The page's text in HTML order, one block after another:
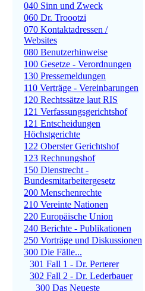
040 Sinn und Zweck
060 Dr. Troootzi
070 Kontaktadressen /
Websites
080 Benutzerhinweise
100 Gesetze - Verordnungen
130 Pressemeldungen
110 Verträge - Vereinbarungen
120 Rechtssätze laut RIS
121 Verfassungsgerichtshof
121 Entscheidungen
Höchstgerichte
122 Oberster Gerichtshof
123 Rechnungshof
150 Dienstrecht -
Bundesmitarbeitergesetz
200 Menschenrechte
210 Vereinte Nationen
220 Europäische Union
240 Berichte - Publikationen
250 Vorträge und Diskussionen
300 Die Fälle...
301 Fall 1 - Dr. Perterer
302 Fall 2 - Dr. Lederbauer
300 Das Neueste